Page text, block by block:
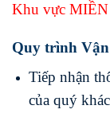
Khu vực
Quy trình
Tiếp nhận
của quý